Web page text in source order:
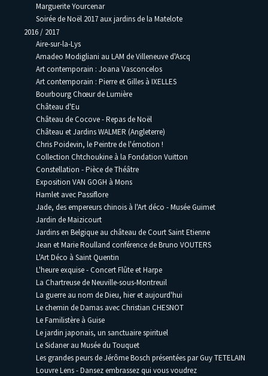
Marguerite Yourcenar
Soirée de Noël 2017 aux jardins de la Matelote
2016 / 2017
Aire-sur-la-Lys
Amadeo Modigliani au LAM de Villeneuve d'Ascq
Art contemporain : Joana Vasconcelos
Art contemporain : Pierre et Gilles à IXELLES
Bourbourg Chœur de Lumière
Château d'Eu
Château de Cocove - Repas de Noël
Château et Jardins WALMER (Angleterre)
Chris Poidevin, le Peintre de l'émotion !
Collection Chtchoukine à la Fondation Vuitton
Constellation - Pièce de Théâtre
Exposition VAN GOGH à Mons
Hamlet avec Passiflore
Jade, des empereurs chinois à l'Art déco - Musée Guimet
Jardin de Maizicourt
Jardins en Belgique au château de Court Saint Etienne
Jean et Marie Roulland conférence de Bruno VOUTERS
L'Art Déco à Saint Quentin
L'heure exquise - Concert Flûte et Harpe
La Chartreuse de Neuville-sous-Montreuil
La guerre au nom de Dieu, hier et aujourd'hui
Le chemin de Damas avec Christian CHESNOT
Le Familistère à Guise
Le jardin japonais, un sanctuaire spirituel
Le Sidaner au Musée du Touquet
Les grandes peurs de Jérôme Bosch présentées par Guy TETELAIN
Louvre Lens - Dansez embrassez qui vous voudrez